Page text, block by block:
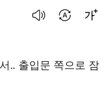
.. 출입문 쪽으로 잠